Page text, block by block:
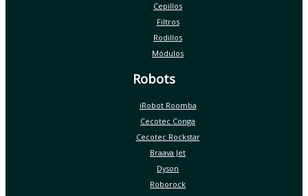
Cepillos
Filtros
Rodillos
Módulos
Robots
iRobot Roomba
Cecotec Conga
Cecotec Rockstar
Braava Jet
Dyson
Roborock